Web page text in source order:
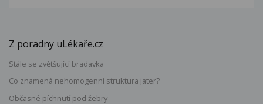
Z poradny uLékaře.cz
Stále se zvětšující bradavka
Co znamená nehomogenní struktura jater?
Občasné píchnutí pod žebry